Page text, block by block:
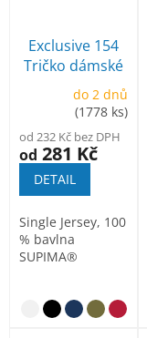
Exclusive 154
Tričko dámské
do 2 dnů
(1778 ks)
od 232 Kč bez DPH
od 281 Kč
DETAIL
Single Jersey, 100
% bavlna
SUPIMA®